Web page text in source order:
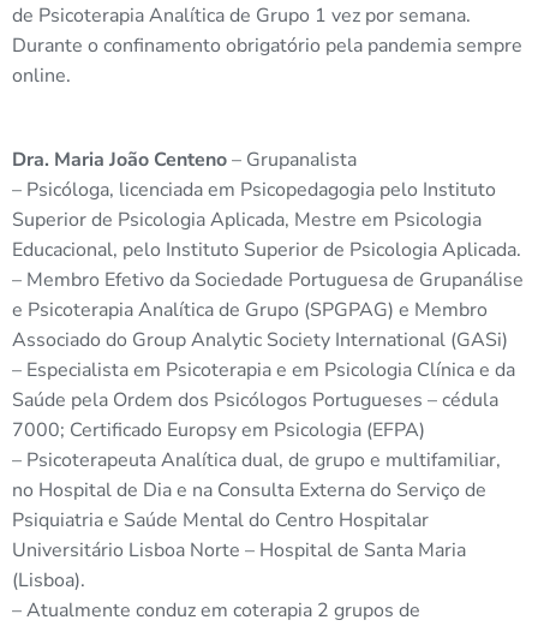
de Psicoterapia Analítica de Grupo 1 vez por semana.
Durante o confinamento obrigatório pela pandemia sempre
online.
Dra. Maria João Centeno– Grupanalista
– Psicóloga, licenciada em Psicopedagogia pelo Instituto
Superior de Psicologia Aplicada, Mestre em Psicologia
Educacional, pelo Instituto Superior de Psicologia Aplicada.
– Membro Efetivo da Sociedade Portuguesa de Grupanálise
e Psicoterapia Analítica de Grupo (SPGPAG) e Membro
Associado do Group Analytic Society International (GASi)
– Especialista em Psicoterapia e em Psicologia Clínica e da
Saúde pela Ordem dos Psicólogos Portugueses – cédula
7000; Certificado Europsy em Psicologia (EFPA)
– Psicoterapeuta Analítica dual, de grupo e multifamiliar,
no Hospital de Dia e na Consulta Externa do Serviço de
Psiquiatria e Saúde Mental do Centro Hospitalar
Universitário Lisboa Norte – Hospital de Santa Maria
(Lisboa).
– Atualmente conduz em coterapia 2 grupos de